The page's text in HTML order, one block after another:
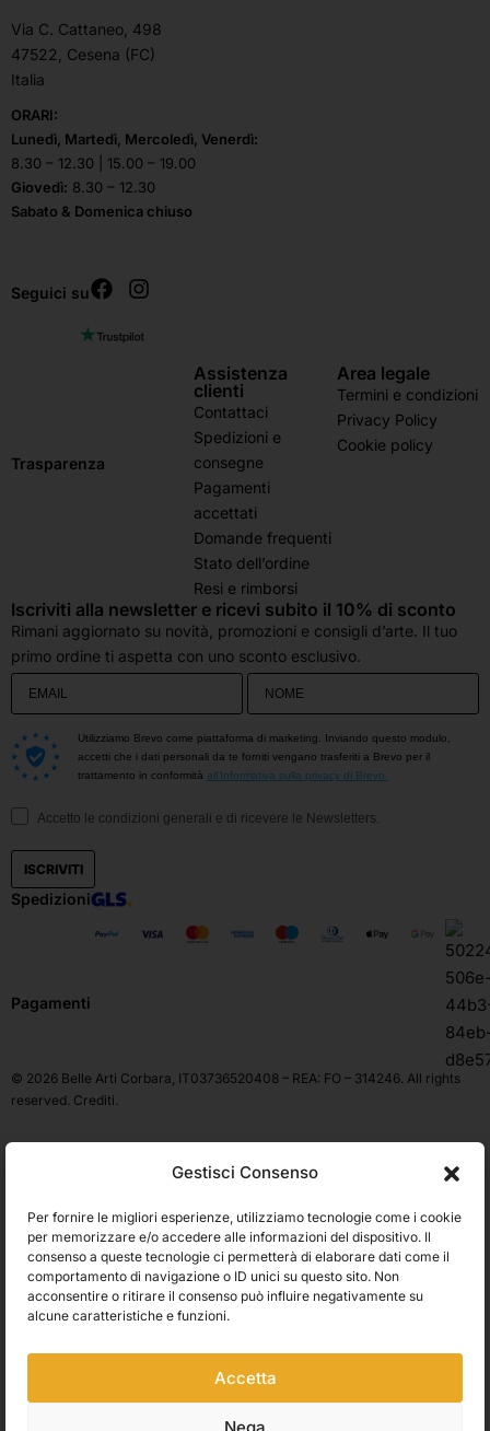
Gestisci Consenso
Per fornire le migliori esperienze, utilizziamo tecnologie come i cookie
per memorizzare e/o accedere alle informazioni del dispositivo. Il
consenso a queste tecnologie ci permetterà di elaborare dati come il
comportamento di navigazione o ID unici su questo sito. Non
acconsentire o ritirare il consenso può influire negativamente su
alcune caratteristiche e funzioni.
Accetta
Nega
Via C. Cattaneo, 498
47522, Cesena (FC)
Italia
ORARI:
Lunedì, Martedì, Mercoledì, Venerdì:
8.30 – 12.30 | 15.00 – 19.00
Giovedì: 8.30 – 12.30
Sabato & Domenica chiuso
Seguici su
Trasparenza
Assistenza
clienti
Contattaci
Spedizioni e
consegne
Pagamenti
accettati
Domande frequenti
Stato dell’ordine
Resi e rimborsi
Area legale
Termini e condizioni
Privacy Policy
Cookie policy
Iscriviti alla newsletter e ricevi subito il 10% di sconto
Rimani aggiornato su novità, promozioni e consigli d’arte. Il tuo
primo ordine ti aspetta con uno sconto esclusivo.
Utilizziamo Brevo come piattaforma di marketing. Inviando questo modulo,
accetti che i dati personali da te forniti vengano trasferiti a Brevo per il
trattamento in conformità all'Informativa sulla privacy di Brevo.
Accetto le condizioni generali e di ricevere le Newsletters.
ISCRIVITI
Spedizioni
Pagamenti
© 2026 Belle Arti Corbara, IT03736520408 – REA: FO – 314246. All rights
reserved. Crediti.